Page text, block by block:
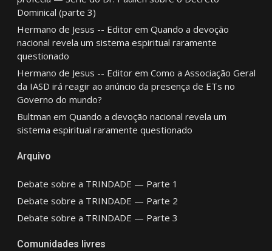
Dominical (parte 3)
Hermano de Jesus -- Editorem Quando a devoção
nacional revela um sistema espiritual raramente
questionado
Hermano de Jesus -- Editorem Como a Associação Geral
da IASD irá reagir ao anúncio da presença de ETs no
Governo do mundo?
Bultman em Quando a devoção nacional revela um
sistema espiritual raramente questionado
Arquivo
Debate sobre a TRINDADE — Parte 1
Debate sobre a TRINDADE — Parte 2
Debate sobre a TRINDADE — Parte 3
Comunidades livres